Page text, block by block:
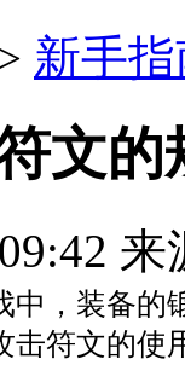
新手
文
中，装备的
击符文的使